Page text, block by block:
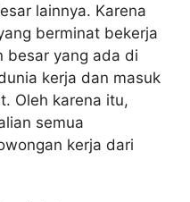
lainnya. Karena
berminat bekerja
besar yang ada di
kerja dan masuk
Oleh karena itu,
semua
kerja dari